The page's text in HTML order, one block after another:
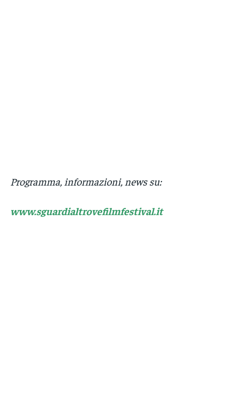
Programma, informazioni, news su:
www.sguardialtrovefilmfestival.it